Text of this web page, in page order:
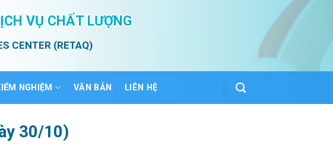
VỤ CHẤT LƯỢNG
CENTER (RETAQ)
NGHIỆM VĂN BẢN LIÊN HỆ
30/10)